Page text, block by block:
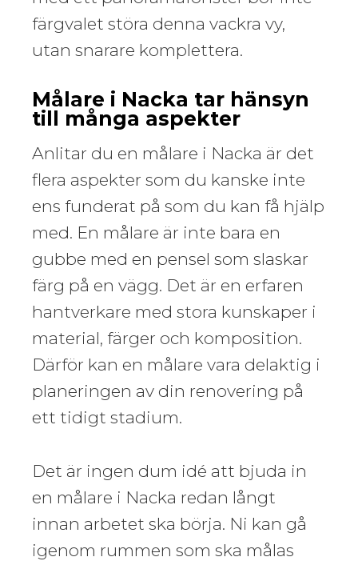
färgvalet störa denna vackra vy,
utan snarare komplettera.
Målare i Nacka tar hänsyn
till många aspekter
Anlitar du en målare i Nacka är det
flera aspekter som du kanske inte
ens funderat på som du kan få hjälp
med. En målare är inte bara en
gubbe med en pensel som slaskar
färg på en vägg. Det är en erfaren
hantverkare med stora kunskaper i
material, färger och komposition.
Därför kan en målare vara delaktig i
planeringen av din renovering på
ett tidigt stadium.
Det är ingen dum idé att bjuda in
en målare i Nacka redan långt
innan arbetet ska börja. Ni kan gå
igenom rummen som ska målas